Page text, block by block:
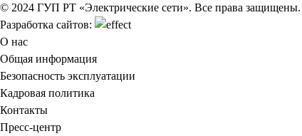
© 2024 ГУП РТ «Электрические сети». Все права защищены.
Разработка сайтов:
О нас
Общая информация
Безопасность эксплуатации
Кадровая политика
Контакты
Пресс-центр